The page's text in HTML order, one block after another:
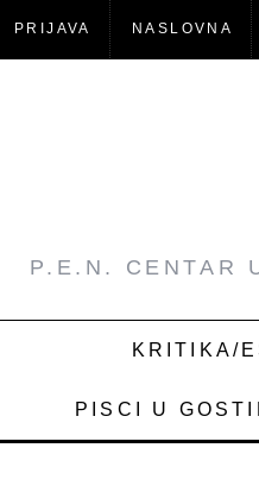
PRIJAVA NASLOVNA
P.E.N. CENTAR
KRITIKA/
PISCI U